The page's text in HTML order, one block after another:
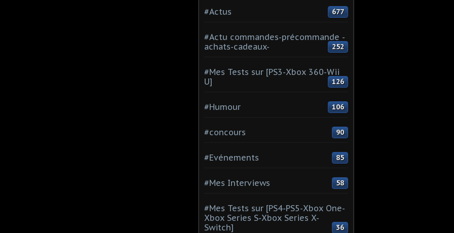
#Actus 677
#Actu commandes-précommande -
achats-cadeaux-
252
#Mes Tests sur [PS3-Xbox 360-Wii
U]
126
#Humour 106
#concours 90
#Evénements 85
#Mes Interviews 58
#Mes Tests sur [PS4-PS5-Xbox One-
Xbox Series S-Xbox Series X-
Switch]
36